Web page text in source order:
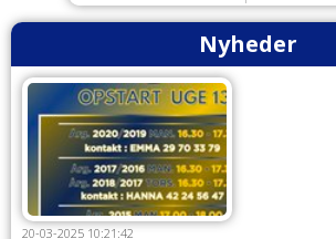
Nyheder
20-03-2025 10:21:42